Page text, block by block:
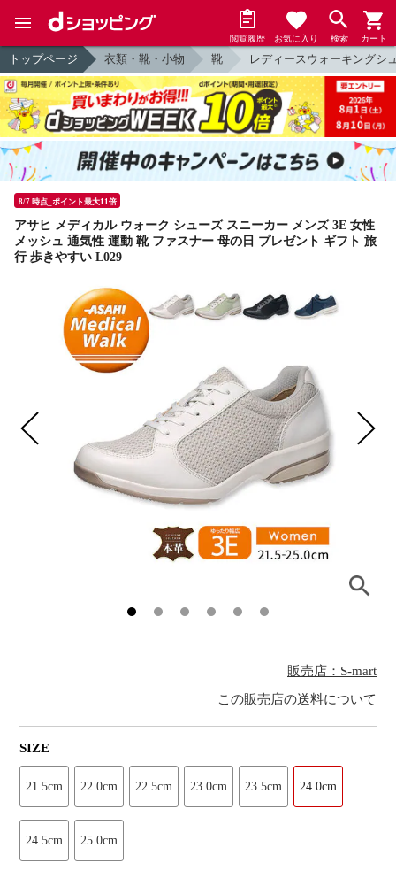
閲覧履歴 お気に入り 検索 カート
トップページ 衣類・靴・小物 靴 レディースウォーキングシ
8/7 時点_ポイント最大11倍
アサヒ メディカル ウォーク シューズ スニーカー メンズ 3E 女性
メッシュ 通気性 運動 靴 ファスナー 母の日 プレゼント ギフト 旅
行 歩きやすい L029
販売店：S-mart
この販売店の送料について
SIZE
21.5cm 22.0cm 22.5cm 23.0cm 23.5cm 24.0cm
24.5cm 25.0cm